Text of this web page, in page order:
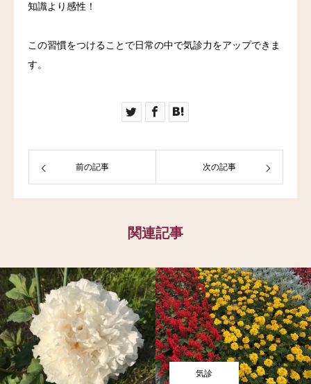
知識より感性！
この習慣をつけることで日常の中で気診力をアップできま
す。
前の記事 次の記事
関連記事
気診